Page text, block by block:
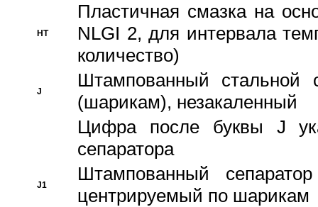
HT
Пластичная смазка на
NLGI 2, для интервала
количество)
J
Штампованный стальной
(шарикам), незакаленный
Цифра после буквы J
сепаратора
J1
Штампованный
центрируемый по шарикам